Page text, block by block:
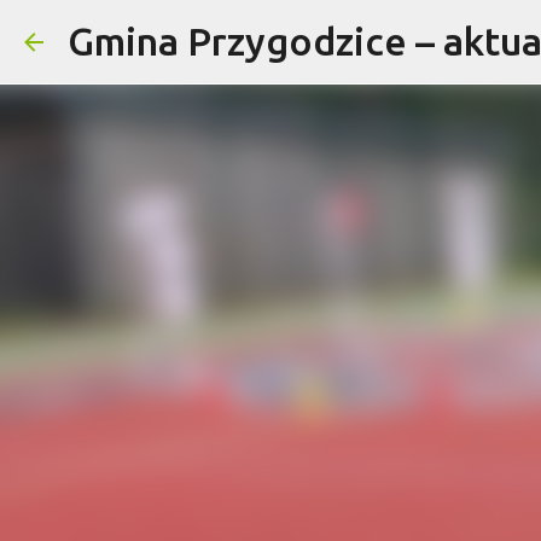
Gmina Przygodzice –